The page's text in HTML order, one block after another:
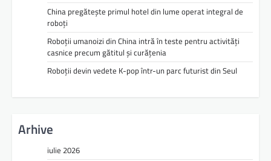
China pregătește primul hotel din lume operat integral de
roboți
Roboții umanoizi din China intră în teste pentru activități
casnice precum gătitul și curățenia
Roboții devin vedete K-pop într-un parc futurist din Seul
Arhive
iulie 2026